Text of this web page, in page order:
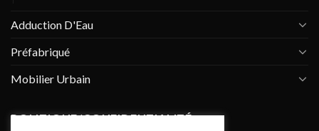
Adduction D'Eau
Préfabriqué
Mobilier Urbain
POLITIQUE/CONFIDENTIALITÉ